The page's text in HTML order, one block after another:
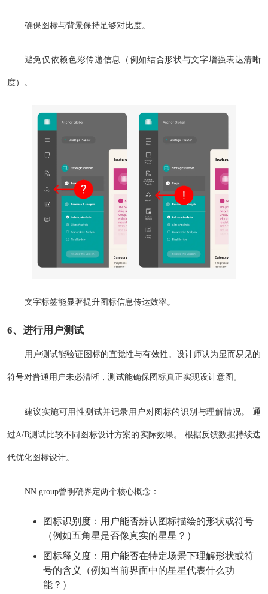
确保图标与背景保持足够对比度。
避免仅依赖色彩传递信息（例如结合形状与文字增强表达清晰
度）。
文字标签能显著提升图标信息传达效率。
6、进行用户测试
用户测试能验证图标的直觉性与有效性。设计师认为显而易见的
符号对普通用户未必清晰，测试能确保图标真正实现设计意图。
建议实施可用性测试并记录用户对图标的识别与理解情况。 通
过A/B测试比较不同图标设计方案的实际效果。 根据反馈数据持续迭
代优化图标设计。
NN group曾明确界定两个核心概念：
图标识别度：用户能否辨认图标描绘的形状或符号
（例如五角星是否像真实的星星？）
图标释义度：用户能否在特定场景下理解形状或符
号的含义（例如当前界面中的星星代表什么功
能？）